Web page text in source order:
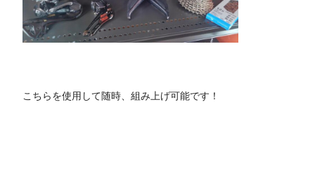
こちらを使用して随時、組み上げ可能です！